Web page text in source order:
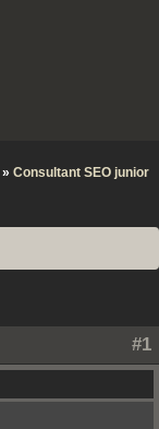
» Consultant SEO junior
#1